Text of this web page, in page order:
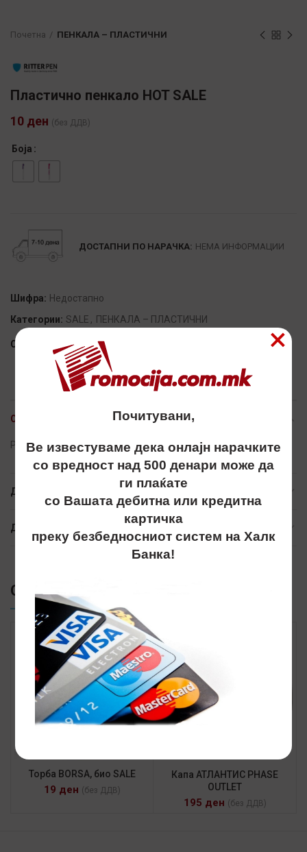
Почетна ПЕНКАЛА – ПЛАСТИЧНИ
Пластично пенкало HOT SALE
10 ден (без ДДВ)
Боја
ДОСТАПНИ ПО НАРАЧКА: НЕМА ИНФОРМАЦИИ
Шифра: Недостапно
Категории: SALE , ПЕНКАЛА – ПЛАСТИЧНИ
Сподели
ОПИС
Penkalo, penkala, пенкало, пенкала, ritter pen, plasticno
ДОПОЛНИТЕЛНИ ИНФОРМАЦИИ
ДОСТАВА
СЛИЧНИ ПРОИЗВОДИ
Торба BORSA, био SALE
19 ден (без ДДВ)
Капа АТЛАНТИС PHASE
OUTLET
195 ден (без ДДВ)
Почитувани,
Ве известуваме дека онлајн нарачките
со вредност над 500 денари може да
ги плаќате
со Вашата дебитна или кредитна
картичка
преку безбедносниот систем на Халк
Банка!
×